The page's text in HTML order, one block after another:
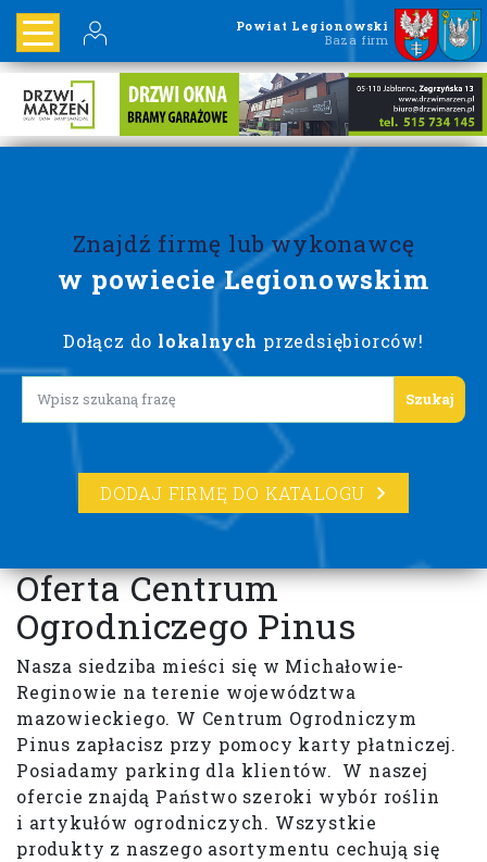
Powiat Legionowski
Baza firm
Znajdź firmę lub wykonawcę
w powiecie Legionowskim
Dołącz do lokalnych przedsiębiorców!
Lorem ipsum
DODAJ FIRMĘ DO KATALOGU
Oferta Centrum
Ogrodniczego Pinus
Nasza siedziba mieści się w Michałowie-
Reginowie na terenie województwa
mazowieckiego. W Centrum Ogrodniczym
Pinus zapłacisz przy pomocy karty płatniczej.
Posiadamy parking dla klientów. W naszej
ofercie znajdą Państwo szeroki wybór roślin
i artykułów ogrodniczych. Wszystkie
produkty z naszego asortymentu cechują się